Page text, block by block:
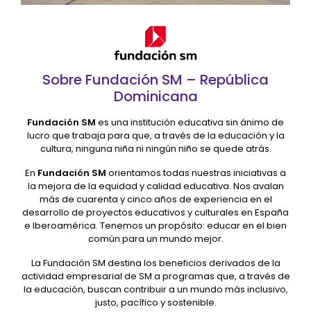
Sobre Fundación SM – República
Dominicana
Fundación SM es una institución educativa sin ánimo de
lucro que trabaja para que, a través de la educación y la
cultura, ninguna niña ni ningún niño se quede atrás.
En Fundación SM orientamos todas nuestras iniciativas a
la mejora de la equidad y calidad educativa. Nos avalan
más de cuarenta y cinco años de experiencia en el
desarrollo de proyectos educativos y culturales en España
e Iberoamérica. Tenemos un propósito: educar en el bien
común para un mundo mejor.
La Fundación SM destina los beneficios derivados de la
actividad empresarial de SM a programas que, a través de
la educación, buscan contribuir a un mundo más inclusivo,
justo, pacífico y sostenible.